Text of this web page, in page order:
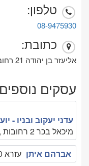
טלפון:
08-9475930
כתובת:
אליעזר בן יהודה 21 רחובות
עסקים
עדני יעקוב ובניו -
מיכאל בכר 2 רחובות , 08-9476227
אברהם איתן עזרא 40 רחובות , 0508760661